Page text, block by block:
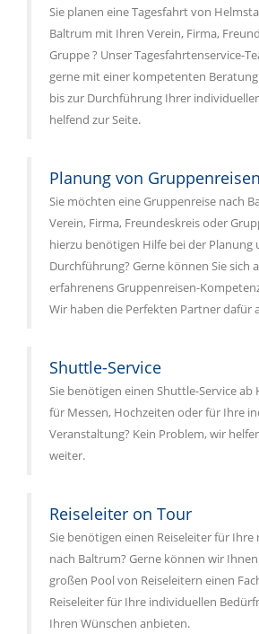
Sie planen eine Tagesfahrt von
Baltrum mit Ihren Verein, Firma,
Gruppe ? Unser Tagesfahrtenservice-
gerne mit einer kompetenten
bis zur Durchführung Ihrer
helfend zur Seite.
Planung von Gruppenreisen
Sie möchten eine Gruppenreise nach
Verein, Firma, Freundeskreis oder
hierzu benötigen Hilfe bei der Planung
Durchführung? Gerne können Sie sich
erfahrenens Gruppenreisen-
Wir haben die Perfekten Partner dafür
Shuttle-Service
Sie benötigen einen Shuttle-Service ab
für Messen, Hochzeiten oder für Ihre
Veranstaltung? Kein Problem, wir
weiter.
Reiseleiter on Tour
Sie benötigen einen Reiseleiter für Ihre
nach Baltrum? Gerne können wir
großen Pool von Reiseleitern einen
Reiseleiter für Ihre individuellen
Ihren Wünschen anbieten.